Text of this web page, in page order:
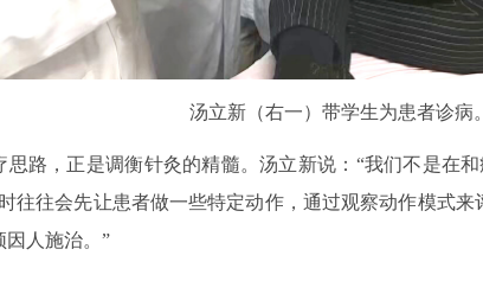
汤立新（右一）带学生为患者诊病。
思路，正是调衡针灸的精髓。汤立新说：“我们不是在
往往会先让患者做一些特定动作，通过观察动作模式
因人施治。”